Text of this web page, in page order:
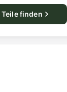
Teile finden